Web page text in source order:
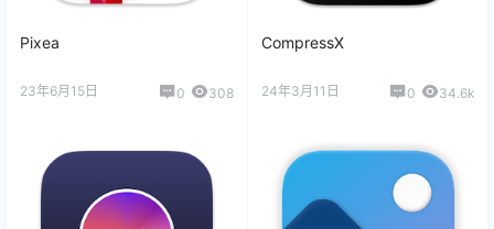
Pixea
23年6月15日 0 308
CompressX
24年3月11日 0 34.6k